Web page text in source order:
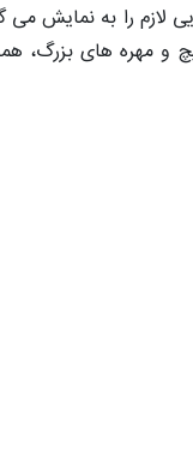
لازم را به نمایش می
و مهره‌ های بزرگ،